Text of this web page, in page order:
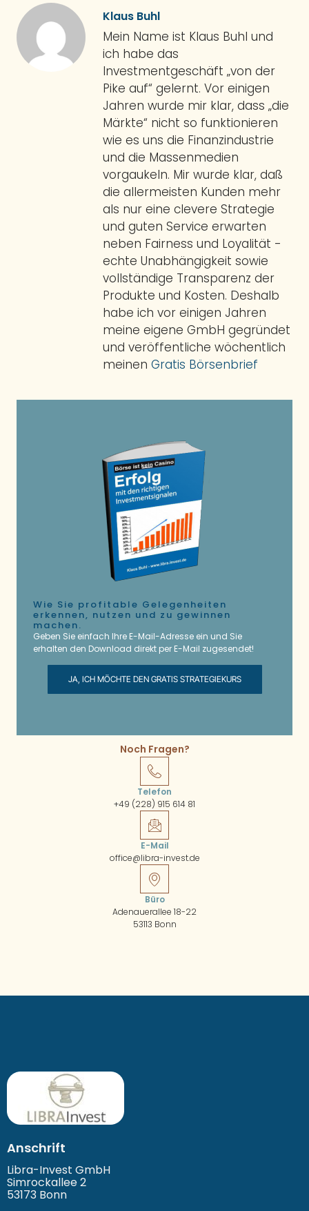
Klaus Buhl
Mein Name ist Klaus Buhl und
ich habe das
Investmentgeschäft „von der
Pike auf“ gelernt. Vor einigen
Jahren wurde mir klar, dass „die
Märkte“ nicht so funktionieren
wie es uns die Finanzindustrie
und die Massenmedien
vorgaukeln. Mir wurde klar, daß
die allermeisten Kunden mehr
als nur eine clevere Strategie
und guten Service erwarten
neben Fairness und Loyalität -
echte Unabhängigkeit sowie
vollständige Transparenz der
Produkte und Kosten. Deshalb
habe ich vor einigen Jahren
meine eigene GmbH gegründet
und veröffentliche wöchentlich
meinen Gratis Börsenbrief
Wie Sie profitable Gelegenheiten
erkennen, nutzen und zu gewinnen
machen.
Geben Sie einfach Ihre E-Mail-Adresse ein und Sie
erhalten den Download direkt per E-Mail zugesendet!
JA, ICH MÖCHTE DEN GRATIS STRATEGIEKURS
Noch Fragen?
Telefon
+49 (228) 915 614 81
E-Mail
office@libra-invest.de
Büro
Adenauerallee 18-22
53113 Bonn
Anschrift
Libra-Invest GmbH
Simrockallee 2
53173 Bonn